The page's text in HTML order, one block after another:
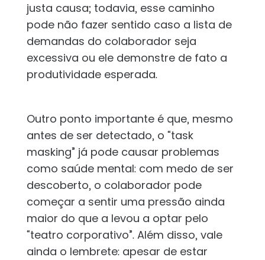
justa causa; todavia, esse caminho
pode não fazer sentido caso a lista de
demandas do colaborador seja
excessiva ou ele demonstre de fato a
produtividade esperada.
Outro ponto importante é que, mesmo
antes de ser detectado, o “task
masking” já pode causar problemas
como saúde mental: com medo de ser
descoberto, o colaborador pode
começar a sentir uma pressão ainda
maior do que a levou a optar pelo
“teatro corporativo”. Além disso, vale
ainda o lembrete: apesar de estar